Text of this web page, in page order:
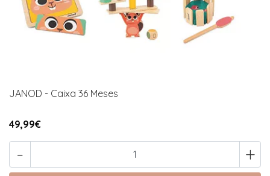
JANOD - Caixa 36 Meses
49,99€
- +